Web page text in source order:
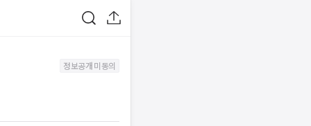
정보공개 미동의